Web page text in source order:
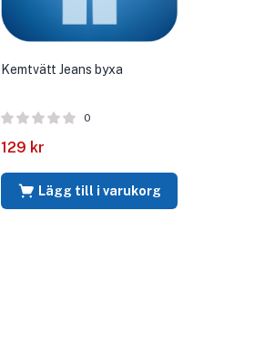
Kemtvätt Jeans byxa
0
129 kr
Lägg till i varukorg